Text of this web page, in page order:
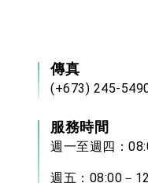
傳真
(+673) 245-
服務時間
週一至週四：
週五：08:00－